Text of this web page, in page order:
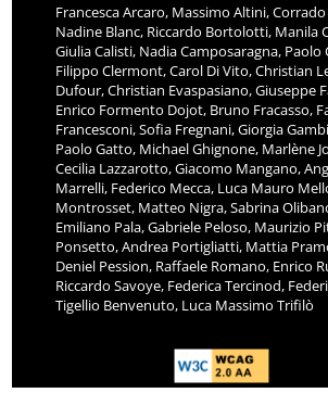
Francesca Arcaro, Massimo Altini,
Nadine Blanc, Riccardo Bortolotti, Manila
Giulia Calisti, Nadia Camposaragna, Paolo
Filippo Clermont, Carol Di Vito, Christian
Dufour, Christian Evaspasiano, Giuseppe
Enrico Formento Dojot, Bruno Fracasso,
Francesconi, Sofia Fregnani, Giorgia
Paolo Gatto, Michael Ghignone, Marlène
Cecilia Lazzarotto, Giacomo Mangano,
Marrelli, Federico Mecca, Luca Mauro
Montrosset, Matteo Nigra, Sabrina
Emiliano Pala, Gabriele Peloso, Maurizio
Ponsetto, Andrea Portigliatti, Mattia
Deniel Pession, Raffaele Romano, Enrico
Riccardo Savoye, Federica Tercinod,
Tigellio Benvenuto, Luca Massimo Trifilò